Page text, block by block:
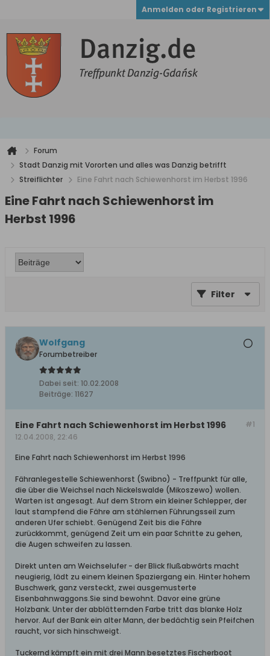
Anmelden oder Registrieren
Forum
Stadt Danzig mit Vororten und alles was Danzig betrifft
Streiflichter
Eine Fahrt nach Schiewenhorst im Herbst 1996
Eine Fahrt nach Schiewenhorst im
Herbst 1996
Filter
Wolfgang
Forumbetreiber
Dabei seit: 10.02.2008
Beiträge: 11627
#1
Eine Fahrt nach Schiewenhorst im Herbst 1996
12.04.2008, 22:46
Eine Fahrt nach Schiewenhorst im Herbst 1996
Fähranlegestelle Schiewenhorst (Swibno) - Treffpunkt für alle,
die über die Weichsel nach Nickelswalde (Mikoszewo) wollen.
Warten ist angesagt. Auf dem Strom ein kleiner Schlepper, der
laut stampfend die Fähre am stählernen Führungsseil zum
anderen Ufer schiebt. Genügend Zeit bis die Fähre
zurückkommt, genügend Zeit um ein paar Schritte zu gehen,
die Augen schweifen zu lassen.
Direkt unten am Weichselufer - der Blick flußabwärts macht
neugierig, lädt zu einem kleinen Spaziergang ein. Hinter hohem
Buschwerk, ganz versteckt, zwei ausgemusterte
Eisenbahnwaggons.Sie sind bewohnt. Davor eine grüne
Holzbank. Unter der abblätternden Farbe tritt das blanke Holz
hervor. Auf der Bank ein alter Mann, der bedächtig sein Pfeifchen
raucht, vor sich hinschweigt.
Tuckernd kämpft ein mit drei Mann besetztes Fischerboot